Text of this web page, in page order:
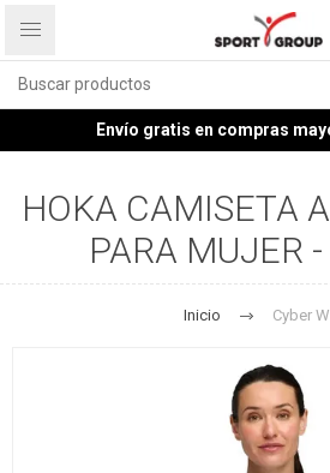
Envío gratis en compras
HOKA CAMISETA
PARA MUJER
Inicio Cyber